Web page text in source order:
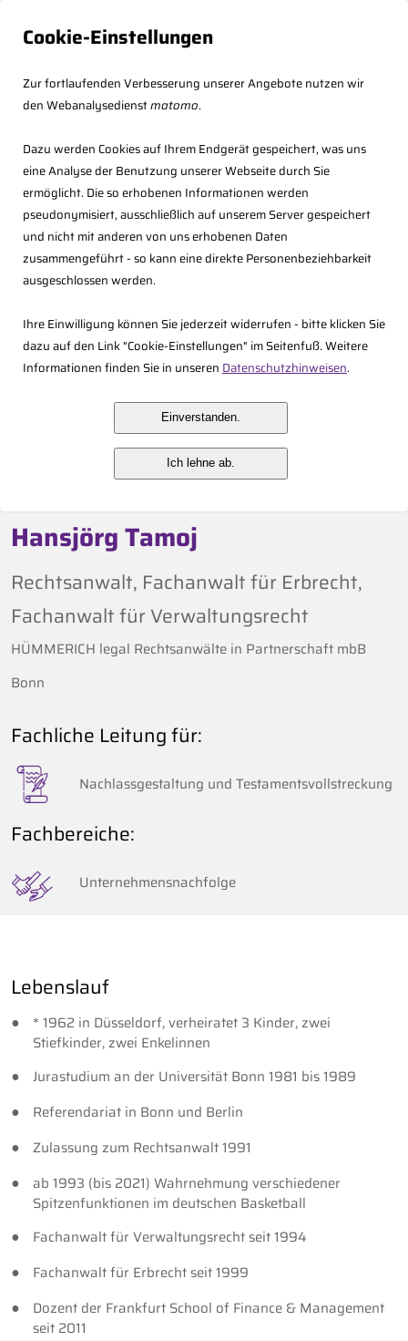
Cookie-Einstellungen
Zur fortlaufenden Verbesserung unserer Angebote nutzen wir
den Webanalysedienstmatomo.
Dazu werden Cookies auf Ihrem Endgerät gespeichert, was uns
eine Analyse der Benutzung unserer Webseite durch Sie
ermöglicht. Die so erhobenen Informationen werden
pseudonymisiert, ausschließlich auf unserem Server gespeichert
und nicht mit anderen von uns erhobenen Daten
zusammengeführt - so kann eine direkte Personenbeziehbarkeit
ausgeschlossen werden.
Ihre Einwilligung können Sie jederzeit widerrufen - bitte klicken Sie
dazu auf den Link "Cookie-Einstellungen" im Seitenfuß. Weitere
Informationen finden Sie in unseren Datenschutzhinweisen.
Einverstanden.
Ich lehne ab.
<< Zurück
Hansjörg Tamoj
Rechtsanwalt, Fachanwalt für Erbrecht,
Fachanwalt für Verwaltungsrecht
HÜMMERICH legal Rechtsanwälte in Partnerschaft mbB
Bonn
Fachliche Leitung für:
Nachlassgestaltung und Testamentsvollstreckung
Fachbereiche:
Unternehmensnachfolge
Lebenslauf
* 1962 in Düsseldorf, verheiratet 3 Kinder, zwei
Stiefkinder, zwei Enkelinnen
Jurastudium an der Universität Bonn 1981 bis 1989
Referendariat in Bonn und Berlin
Zulassung zum Rechtsanwalt 1991
ab 1993 (bis 2021) Wahrnehmung verschiedener
Spitzenfunktionen im deutschen Basketball
Fachanwalt für Verwaltungsrecht seit 1994
Fachanwalt für Erbrecht seit 1999
Dozent der Frankfurt School of Finance & Management
seit 2011